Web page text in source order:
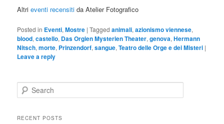
Altrieventi recensiti da Atelier Fotografico
Posted in Eventi,Mostre |Tagged animali,azionismo viennese,
blood,castello, Das Orgien Mysterien Theater,genova,Hermann
Nitsch,morte, Prinzendorf,sangue,Teatro delle Orge e dei Misteri |
Leave a reply
e
rRECENT POSTS